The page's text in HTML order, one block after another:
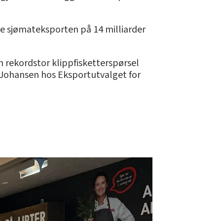
sjømateksporten på 14 milliarder
rekordstor klippfisketterspørsel
hos Eksportutvalget for